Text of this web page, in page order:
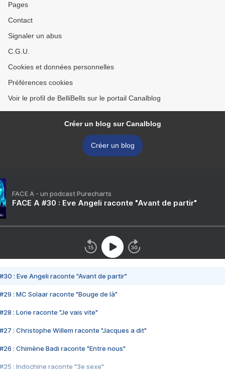
Pages
Contact
Signaler un abus
C.G.U.
Cookies et données personnelles
Préférences cookies
Voir le profil de BelliBells sur le portail Canalblog
Créer un blog sur Canalblog
Créer un blog
FACE A - un podcast Purecharts
FACE A #30 : Eve Angeli raconte "Avant de partir"
#30 : Eve Angeli raconte "Avant de partir"
#29 : MC Solaar raconte "Bouge de là"
#28 : Lorie raconte "Je vais vite"
#27 : Christophe Willem raconte "Jacques a dit"
#26 : Chimène Badi raconte "Entre nous"
#25 : Indochine raconte "3e sexe"